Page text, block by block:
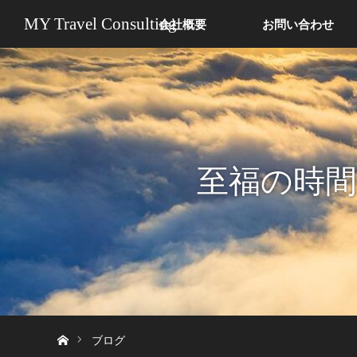
MY Travel Consulting会社概要 お問い合わせ
至福の時
ブログ